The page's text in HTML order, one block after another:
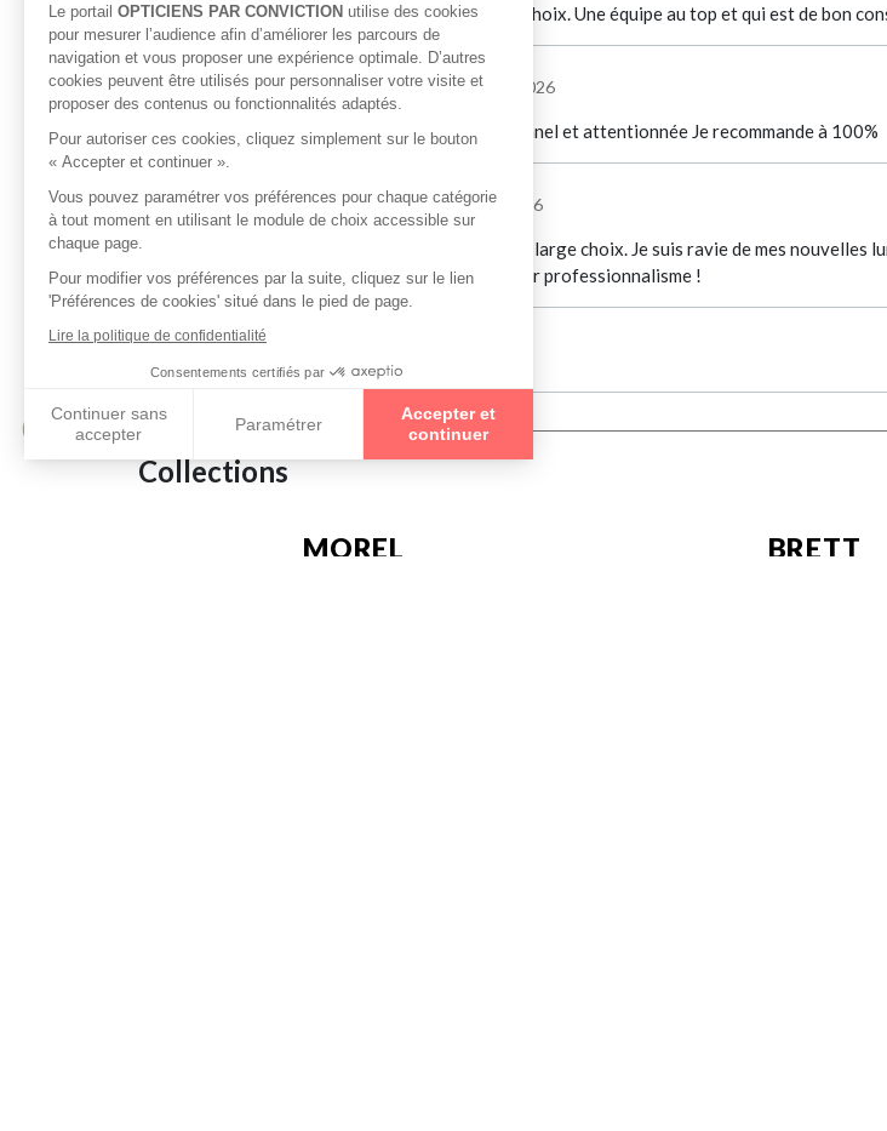
Boutique charmante avec une grande palette de choix. Une équipe au top et qui est de bon
Felismina Fernandes le 09/07/2026
Magnifique boutique! L'équipe est très professionnel et attentionnée Je recommande à 100%
Veronique Lalande le 08/07/2026
Excellent !!! Les montures sont superbes, avec un large choix. Je suis ravie de mes
présentes en boutique pour leur gentillesse et leur professionnalisme !
Collections
MOREL BRETT